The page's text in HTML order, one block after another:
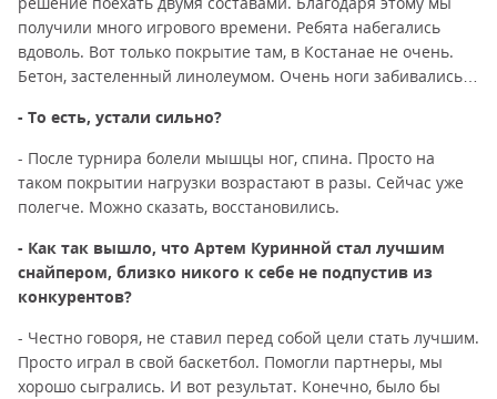
получили много игрового времени. Ребята набегались
вдоволь. Вот только покрытие там, в Костанае не очень.
Бетон, застеленный линолеумом. Очень ноги забивались…
- То есть, устали сильно?
- После турнира болели мышцы ног, спина. Просто на
таком покрытии нагрузки возрастают в разы. Сейчас уже
полегче. Можно сказать, восстановились.
- Как так вышло, что Артем Куринной стал лучшим
снайпером, близко никого к себе не подпустив из
конкурентов?
- Честно говоря, не ставил перед собой цели стать лучшим.
Просто играл в свой баскетбол. Помогли партнеры, мы
хорошо сыгрались. И вот результат. Конечно, было бы